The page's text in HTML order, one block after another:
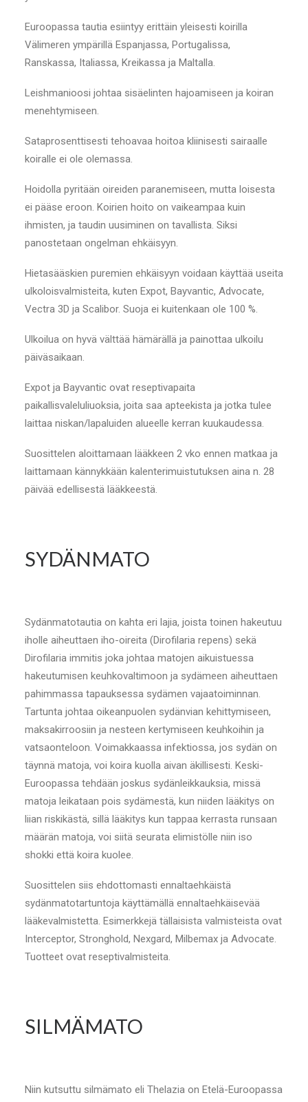
Euroopassa tautia esiintyy erittäin yleisesti koirilla
Välimeren ympärillä Espanjassa, Portugalissa,
Ranskassa, Italiassa, Kreikassa ja Maltalla.
Leishmanioosi johtaa sisäelinten hajoamiseen ja koiran
menehtymiseen.
Sataprosenttisesti tehoavaa hoitoa kliinisesti sairaalle
koiralle ei ole olemassa.
Hoidolla pyritään oireiden paranemiseen, mutta loisesta
ei pääse eroon. Koirien hoito on vaikeampaa kuin
ihmisten, ja taudin uusiminen on tavallista. Siksi
panostetaan ongelman ehkäisyyn.
Hietasääskien puremien ehkäisyyn voidaan käyttää useita
ulkoloisvalmisteita, kuten Expot, Bayvantic, Advocate,
Vectra 3D ja Scalibor. Suoja ei kuitenkaan ole 100 %.
Ulkoilua on hyvä välttää hämärällä ja painottaa ulkoilu
päiväsaikaan.
Expot ja Bayvantic ovat reseptivapaita
paikallisvaleluliuoksia, joita saa apteekista ja jotka tulee
laittaa niskan/lapaluiden alueelle kerran kuukaudessa.
Suosittelen aloittamaan lääkkeen 2 vko ennen matkaa ja
laittamaan kännykkään kalenterimuistutuksen aina n. 28
päivää edellisestä lääkkeestä.
SYDÄNMATO
Sydänmatotautia on kahta eri lajia, joista toinen hakeutuu
iholle aiheuttaen iho-oireita (Dirofilaria repens) sekä
Dirofilaria immitis joka johtaa matojen aikuistuessa
hakeutumisen keuhkovaltimoon ja sydämeen aiheuttaen
pahimmassa tapauksessa sydämen vajaatoiminnan.
Tartunta johtaa oikeanpuolen sydänvian kehittymiseen,
maksakirroosiin ja nesteen kertymiseen keuhkoihin ja
vatsaonteloon. Voimakkaassa infektiossa, jos sydän on
täynnä matoja, voi koira kuolla aivan äkillisesti. Keski-
Euroopassa tehdään joskus sydänleikkauksia, missä
matoja leikataan pois sydämestä, kun niiden lääkitys on
liian riskikästä, sillä lääkitys kun tappaa kerrasta runsaan
määrän matoja, voi siitä seurata elimistölle niin iso
shokki että koira kuolee.
Suosittelen siis ehdottomasti ennaltaehkäistä
sydänmatotartuntoja käyttämällä ennaltaehkäisevää
lääkevalmistetta. Esimerkkejä tällaisista valmisteista ovat
Interceptor, Stronghold, Nexgard, Milbemax ja Advocate.
Tuotteet ovat reseptivalmisteita.
SILMÄMATO
Niin kutsuttu silmämato eli Thelazia on Etelä-Euroopassa